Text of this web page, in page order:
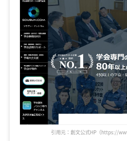
引用元：創文公式HP（https://